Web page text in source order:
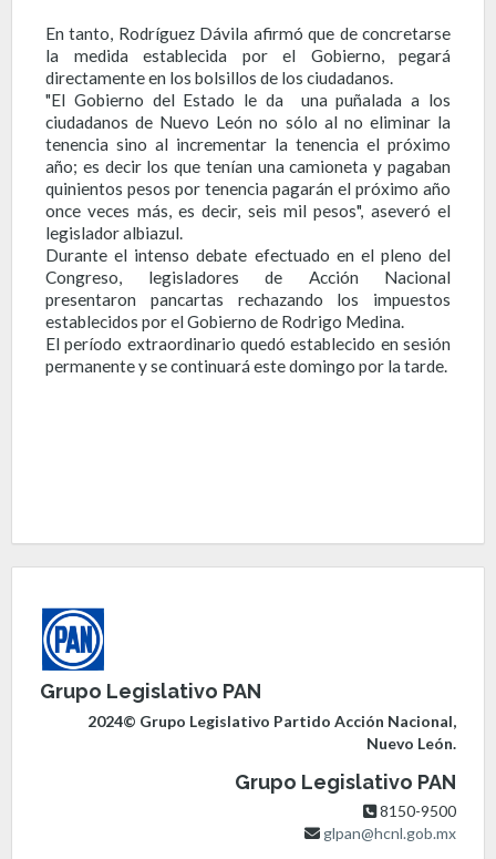
En tanto, Rodríguez Dávila afirmó que de concretarse
la medida establecida por el Gobierno, pegará
directamente en los bolsillos de los ciudadanos.
"El Gobierno del Estado le da una puñalada a los
ciudadanos de Nuevo León no sólo al no eliminar la
tenencia sino al incrementar la tenencia el próximo
año; es decir los que tenían una camioneta y pagaban
quinientos pesos por tenencia pagarán el próximo año
once veces más, es decir, seis mil pesos", aseveró el
legislador albiazul.
Durante el intenso debate efectuado en el pleno del
Congreso, legisladores de Acción Nacional
presentaron pancartas rechazando los impuestos
establecidos por el Gobierno de Rodrigo Medina.
El período extraordinario quedó establecido en sesión
permanente y se continuará este domingo por la tarde.
Grupo Legislativo PAN
2024© Grupo Legislativo Partido Acción Nacional,
Nuevo León.
Grupo Legislativo PAN
8150-9500
glpan@hcnl.gob.mx